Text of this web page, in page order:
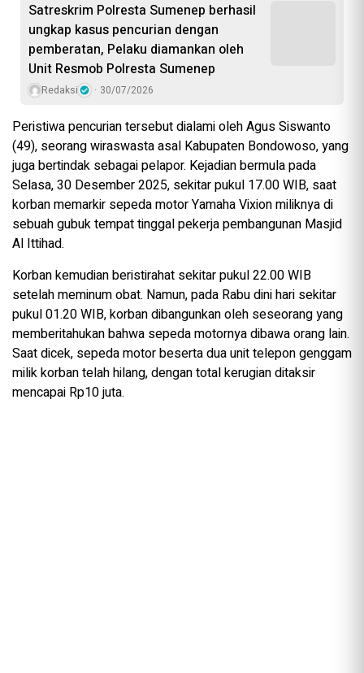
Satreskrim Polresta Sumenep berhasil
ungkap kasus pencurian dengan
pemberatan, Pelaku diamankan oleh
Unit Resmob Polresta Sumenep
Redaksi 30/07/2026
Peristiwa pencurian tersebut dialami oleh Agus Siswanto
(49), seorang wiraswasta asal Kabupaten Bondowoso, yang
juga bertindak sebagai pelapor. Kejadian bermula pada
Selasa, 30 Desember 2025, sekitar pukul 17.00 WIB, saat
korban memarkir sepeda motor Yamaha Vixion miliknya di
sebuah gubuk tempat tinggal pekerja pembangunan Masjid
Al Ittihad.
Korban kemudian beristirahat sekitar pukul 22.00 WIB
setelah meminum obat. Namun, pada Rabu dini hari sekitar
pukul 01.20 WIB, korban dibangunkan oleh seseorang yang
memberitahukan bahwa sepeda motornya dibawa orang lain.
Saat dicek, sepeda motor beserta dua unit telepon genggam
milik korban telah hilang, dengan total kerugian ditaksir
mencapai Rp10 juta.